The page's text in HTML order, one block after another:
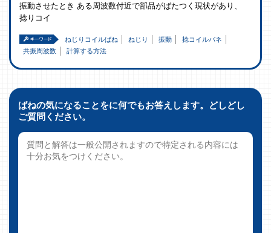
振動させたとき ある周波数付近で部品がばたつく現状があり、
捻りコイ
ねじりコイルばね ねじり 振動
捻コイルバネ
共振周波数
計算する方法
ばねの気になることをに何でもお答えします。どしどし
ご質問ください。